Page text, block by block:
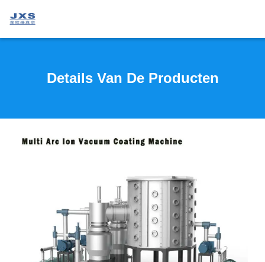
Details Van De Producten